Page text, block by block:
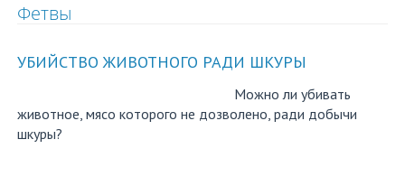
Фетвы
УБИЙСТВО ЖИВОТНОГО РАДИ ШКУРЫ
Можно ли убивать
животное, мясо которого не дозволено, ради добычи
шкуры?